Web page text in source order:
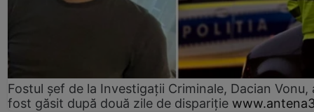
Fostul șef de la Investigații Criminale, Dacian Vonu,
fost găsit după două zile de dispariţie